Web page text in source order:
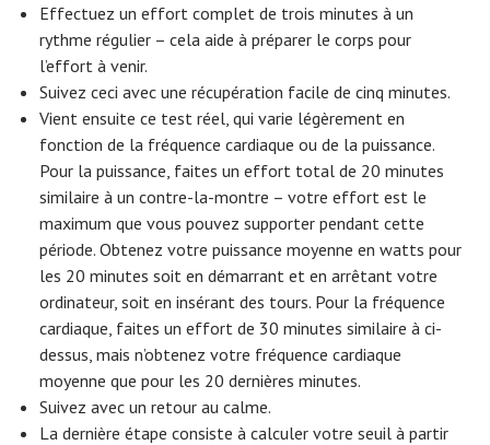
Effectuez un effort complet de trois minutes à un
rythme régulier – cela aide à préparer le corps pour
l’effort à venir.
Suivez ceci avec une récupération facile de cinq minutes.
Vient ensuite ce test réel, qui varie légèrement en
fonction de la fréquence cardiaque ou de la puissance.
Pour la puissance, faites un effort total de 20 minutes
similaire à un contre-la-montre – votre effort est le
maximum que vous pouvez supporter pendant cette
période. Obtenez votre puissance moyenne en watts pour
les 20 minutes soit en démarrant et en arrêtant votre
ordinateur, soit en insérant des tours. Pour la fréquence
cardiaque, faites un effort de 30 minutes similaire à ci-
dessus, mais n’obtenez votre fréquence cardiaque
moyenne que pour les 20 dernières minutes.
Suivez avec un retour au calme.
La dernière étape consiste à calculer votre seuil à partir